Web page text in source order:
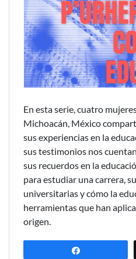
En esta serie, cuatro
Michoacán, México
sus experiencias en la
sus testimonios nos
sus recuerdos en la
para estudiar una carrera,
universitarias y cómo la
herramientas que han
origen.